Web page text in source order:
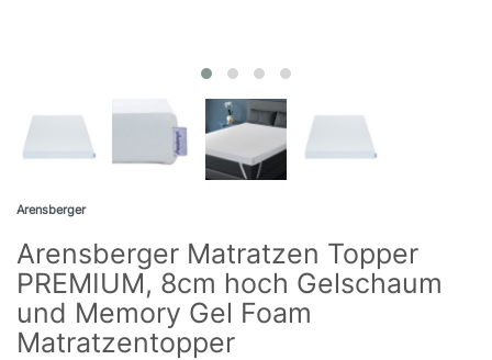
Arensberger
Arensberger Matratzen Topper
PREMIUM, 8cm hoch Gelschaum
und Memory Gel Foam
Matratzentopper